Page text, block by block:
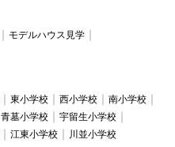
モデルハウス見学
東小学校 西小学校
南小学校
青墓小学校
宇留生小学校
江東小学校 川並小学校